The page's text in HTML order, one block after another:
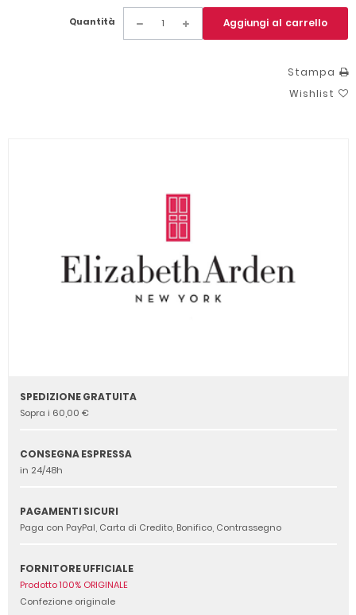
Quantità Aggiungi al carrello
Stampa
Wishlist
SPEDIZIONE GRATUITA
Sopra i 60,00 €
CONSEGNA ESPRESSA
in 24/48h
PAGAMENTI SICURI
Paga con PayPal, Carta di Credito, Bonifico, Contrassegno
FORNITORE UFFICIALE
Prodotto 100% ORIGINALE
Confezione originale